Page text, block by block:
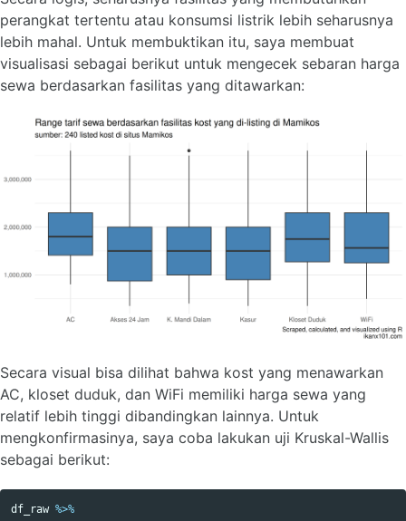
perangkat tertentu atau konsumsi listrik lebih seharusnya
lebih mahal. Untuk membuktikan itu, saya membuat
visualisasi sebagai berikut untuk mengecek sebaran harga
sewa berdasarkan fasilitas yang ditawarkan:
Secara visual bisa dilihat bahwa kost yang menawarkan
AC, kloset duduk, dan WiFi memiliki harga sewa yang
relatif lebih tinggi dibandingkan lainnya. Untuk
mengkonfirmasinya, saya coba lakukan uji Kruskal-Wallis
sebagai berikut:
df_raw %>%